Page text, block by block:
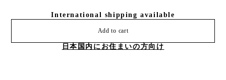
International shipping available
Add to cart
日本国内にお住まいの方向け